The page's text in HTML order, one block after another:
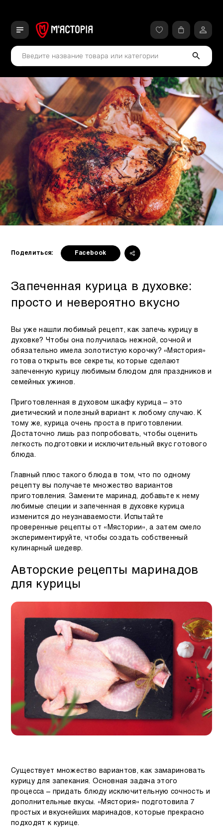
Поделиться: Facebook
Запеченная курица в духовке:
просто и невероятно вкусно
Вы уже нашли любимый рецепт, как запечь курицу в
духовке? Чтобы она получилась нежной, сочной и
обязательно имела золотистую корочку? «Мястория»
готова открыть все секреты, которые сделают
запеченную курицу любимым блюдом для праздников и
семейных ужинов.
Приготовленная в духовом шкафу курица – это
диетический и полезный вариант к любому случаю. К
тому же, курица очень проста в приготовлении.
Достаточно лишь раз попробовать, чтобы оценить
легкость подготовки и исключительный вкус готового
блюда.
Главный плюс такого блюда в том, что по одному
рецепту вы получаете множество вариантов
приготовления. Замените маринад, добавьте к нему
любимые специи и запеченная в духовке курица
изменится до неузнаваемости. Испытайте
проверенные рецепты от «Мястории», а затем смело
экспериментируйте, чтобы создать собственный
кулинарный шедевр.
Авторские рецепты маринадов
для курицы
Существует множество вариантов, как замариновать
курицу для запекания. Основная задача этого
процесса – придать блюду исключительную сочность и
дополнительные вкусы. «Мястория» подготовила 7
простых и вкуснейших маринадов, которые прекрасно
подходят к курице.